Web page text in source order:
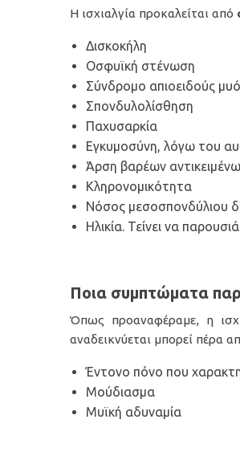
Η ισχιαλγία προκαλείται από
Δισκοκήλη
Οσφυϊκή στένωση
Σύνδρομο απιοειδούς
Σπονδυλολίσθηση
Παχυσαρκία
Εγκυμοσύνη, λόγω του
Άρση βαρέων
Κληρονομικότητα
Νόσος μεσοσπονδύλιου
Ηλικία. Τείνει να
Ποια συμπτώματα
Όπως προαναφέραμε, η
αναδεικνύεται μπορεί πέρα
Έντονο πόνο που
Μούδιασμα
Μυϊκή αδυναμία